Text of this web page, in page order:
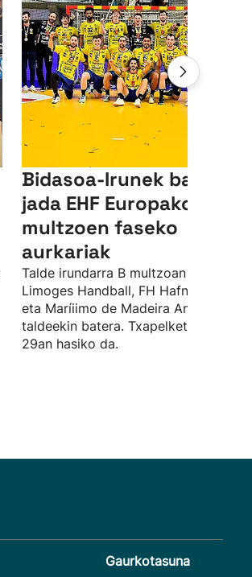
Bidasoa-Irunek baditu
jada EHF Europako
multzoen faseko
aurkariak
Talde irundarra B multzoan arituko da
Limoges Handball, FH Hafnarfjordur
eta Maríiimo de Madeira Andebol
taldeekin batera. Txapelketa irailaren
29an hasiko da.
Gaurkotasuna